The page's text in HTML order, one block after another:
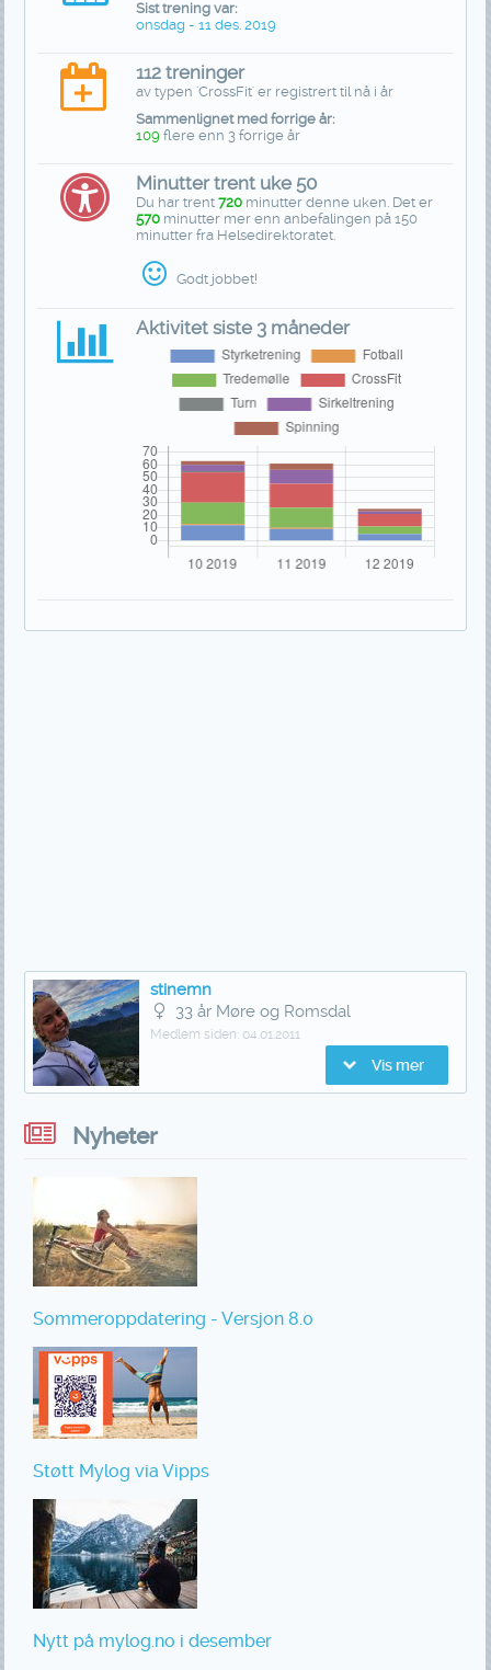
Sist trening var:
onsdag - 11 des. 2019
112 treninger
av typen 'CrossFit' er registrert til nå i år
Sammenlignet med forrige år:
109 flere enn 3 forrige år
Minutter trent uke 50
Du har trent720 minutter denne uken. Det er
570 minutter mer enn anbefalingen på 150
minutter fra Helsedirektoratet.
Godt jobbet!
Aktivitet siste 3 måneder
stinemn
33 år Møre og Romsdal
Medlem siden: 04.01.2011
Vis mer
Nyheter
Sommeroppdatering - Versjon 8.0
Støtt Mylog via Vipps
Nytt på mylog.no i desember